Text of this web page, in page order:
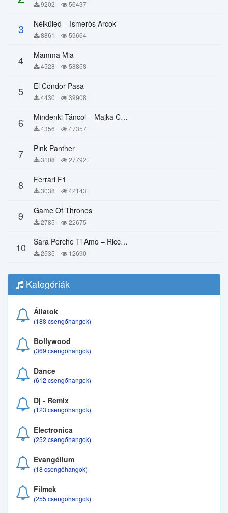
9202 56437
3 Nélküled – Ismerős Arcok
8861 59664
4 Mamma Mia
4528 58858
5 El Condor Pasa
4430 39908
6 Mindenki Táncol – Majka Curtis, Péter Majoros
4356 47357
7 Pink Panther
3108 27792
8 Ferrari F1
3038 42143
9 Game Of Thrones
2785 22675
10 Sara Perche Ti Amo – Ricchi E Poveri
2535 12690
Kategóriák
Állatok
(188 csengőhangok)
Bollywood
(369 csengőhangok)
Dance
(612 csengőhangok)
Dj - Remix
(123 csengőhangok)
Electronica
(252 csengőhangok)
Evangélium
(18 csengőhangok)
Filmek
(255 csengőhangok)